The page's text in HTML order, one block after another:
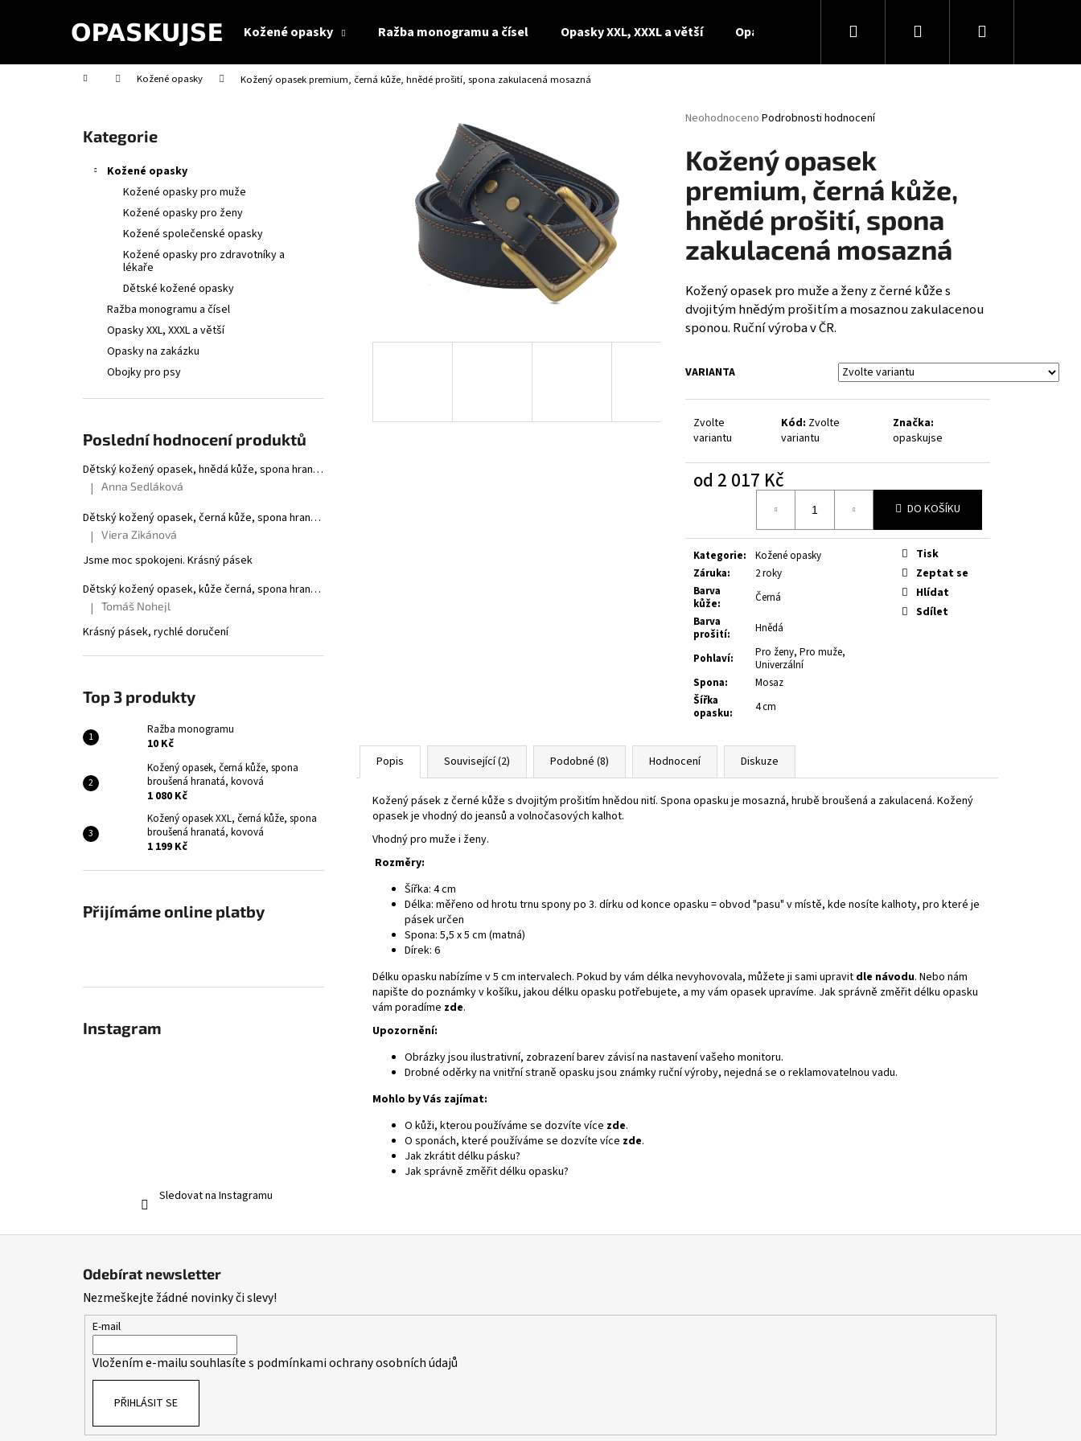
Kožené opasky Ražba monogramu a čísel Opasky XXL, XXXL a větší Opasky na zakázku Obojky pro psy
Hledat PřihlášeníNákupní
Domů Kožené opasky Kožený opasek premium, černá kůže, hnědé prošití, spona zakulacená mosazná
Přeskočit
kategorie
Kategorie
Kožené opasky
Kožené opasky pro muže
Kožené opasky pro ženy
Kožené společenské opasky
Kožené opasky pro zdravotníky a
lékaře
Dětské kožené opasky
Ražba monogramu a čísel
Opasky XXL, XXXL a větší
Opasky na zakázku
Obojky pro psy
Poslední hodnocení produktů
Dětský kožený opasek, hnědá kůže, spona hranatá leštěná, kovová
Hodnocení produktu je 5 z 5 hvězdiček.
| Anna Sedláková
Dětský kožený opasek, černá kůže, spona hranatá leštěná, kovová
Hodnocení produktu je 5 z 5 hvězdiček.
| Viera Zikánová
Jsme moc spokojeni. Krásný pásek
Dětský kožený opasek, kůže černá, spona hranatá leštěná, kovová
Hodnocení produktu je 5 z 5 hvězdiček.
| Tomáš Nohejl
Krásný pásek, rychlé doručení
Top 3 produkty
Ražba monogramu
10 Kč
Kožený opasek, černá kůže, spona
broušená hranatá, kovová
1 080 Kč
Kožený opasek XXL, černá kůže, spona
broušená hranatá, kovová
1 199 Kč
Přijímáme online platby
Instagram
Sledovat na Instagramu
Průměrné
produktu
je
5
hvězdiček.
Neohodnoceno Podrobnosti hodnocení
Kožený opasek
premium, černá kůže,
hnědé prošití, spona
zakulacená mosazná
Kožený opasek pro muže a ženy z černé kůže s
dvojitým hnědým prošitím a mosaznou zakulacenou
sponou. Ruční výroba v ČR.
VARIANTA
Zvolte
variantu
Kód: Zvolte
variantu
Značka:
opaskujse
od 2 017 Kč
DO KOŠÍKU
Kategorie:
Kožené opasky
Záruka:
2 roky
Barva
kůže:
Černá
Barva
prošití: Hnědá
Pohlaví:
Pro ženy, Pro muže,
Univerzální
Spona:
Mosaz
Šířka
opasku: 4 cm
Tisk
Zeptat se
Hlídat
Sdílet
Popis Související (2) Podobné (8) Hodnocení Diskuze
Kožený pásek z černé kůže s dvojitým prošitím hnědou nití. Spona opasku je mosazná, hrubě broušená a zakulacená. Kožený
opasek je vhodný do jeansů a volnočasových kalhot.
Vhodný pro muže i ženy.
Rozměry:
Šířka: 4 cm
Délka: měřeno od hrotu trnu spony po 3. dírku od konce opasku = obvod "pasu" v místě, kde nosíte kalhoty, pro které je
pásek určen
Spona: 5,5 x 5 cm (matná)
Dírek: 6
Délku opasku nabízíme v 5 cm intervalech. Pokud by vám délka nevyhovovala, můžete ji sami upravit dle návodu. Nebo nám
napište do poznámky v košíku, jakou délku opasku potřebujete, a my vám opasek upravíme. Jak správně změřit délku opasku
vám poradíme zde.
Upozornění:
Obrázky jsou ilustrativní, zobrazení barev závisí na nastavení vašeho monitoru.
Drobné oděrky na vnitřní straně opasku jsou známky ruční výroby, nejedná se o reklamovatelnou vadu.
Mohlo by Vás zajímat:
O kůži, kterou používáme se dozvíte více zde.
O sponách, které používáme se dozvíte více zde.
Jak zkrátit délku pásku?
Jak správně změřit délku opasku?
í
Zpět
do
Zpět
do
Co potřebujete najít?
Doporučujeme
RAŽBA MONOGRAMU
10 Kč
KOŽENÝ OPASEK, ČERNÁ KŮŽE, SPONA KOŽENÝ OPASEK XXL, ČERNÁ KŮŽE, SPONA
Odebírat newsletter
Nezmeškejte žádné novinky či slevy!
E-mail
Vložením e-mailu souhlasíte s podmínkami ochrany osobních údajů
PŘIHLÁSIT SE